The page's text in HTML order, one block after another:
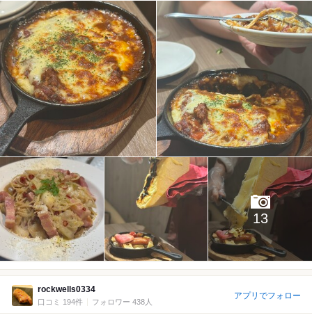
13
rockwells0334
口コミ 194件 フォロワー 438人
アプリでフォロー